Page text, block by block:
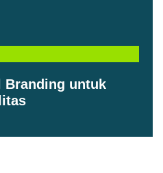
Branding untuk